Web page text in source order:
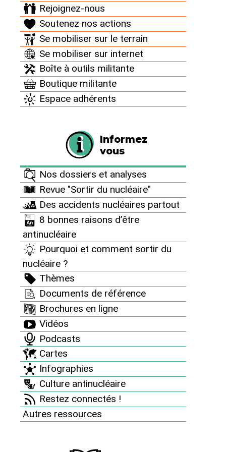
Rejoignez-nous
Soutenez nos actions
Se mobiliser sur le terrain
Se mobiliser sur internet
Boîte à outils militante
Boutique militante
Espace adhérents
Informez
vous
Nos dossiers et analyses
Revue "Sortir du nucléaire"
Des accidents nucléaires partout
8 bonnes raisons d’être
antinucléaire
Pourquoi et comment sortir du
nucléaire ?
Thèmes
Documents de référence
Brochures en ligne
Vidéos
Podcasts
Cartes
Infographies
Culture antinucléaire
Restez connectés !
Autres ressources
machine à coudre sur une table de dissection."
(Lautréamont)
Le saviez-vous ?
Le Réseau "Sortir du nucléaire" est un véritable
contre-pouvoir citoyen. Totalement indépendants
soutien de nos donateur⋅ices
soutien financier que nous pouvons nous permettre
de tout mettre en œuvre pour offrir aux générations
futures l’espoir d’un avenir sans risques nucléaires.
Aidez-nous à obtenir cet objectif et à nous
permettre de continuer la lutte au quotidien contre
cette énergie mortifère et pour promouvoir la
sobriété énergétique et les alternatives
renouvelables.
Informez vous
Nos dossiers et analyses
Revue "Sortir du nucléaire"
Des accidents nucléaires partout
8 bonnes raisons d’être antinucléaire